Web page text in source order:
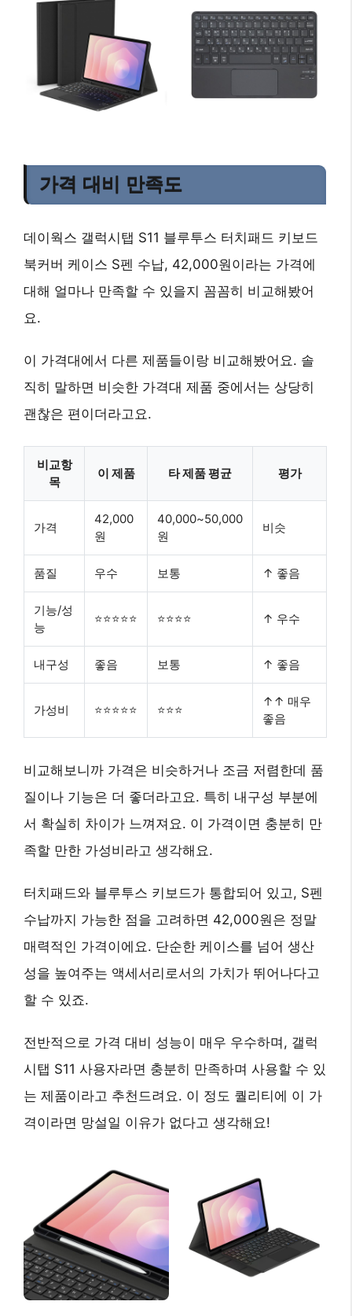
가격 대비 만족도
데이웍스 갤럭시탭 S11 블루투스 터치패드 키보드
북커버 케이스 S펜 수납, 42,000원이라는 가격에
대해 얼마나 만족할 수 있을지 꼼꼼히 비교해봤어
요.
이 가격대에서 다른 제품들이랑 비교해봤어요. 솔
직히 말하면 비슷한 가격대 제품 중에서는 상당히
괜찮은 편이더라고요.
비교항
목
이 제품 타 제품 평균 평가
가격
42,000
원
40,000~50,000
원
비슷
품질 우수 보통 ↑ 좋음
기능/성
능
⭐⭐⭐⭐⭐ ⭐⭐⭐⭐ ↑ 우수
내구성 좋음 보통 ↑ 좋음
가성비 ⭐⭐⭐⭐⭐ ⭐⭐⭐
↑↑ 매우
좋음
비교해보니까 가격은 비슷하거나 조금 저렴한데 품
질이나 기능은 더 좋더라고요. 특히 내구성 부분에
서 확실히 차이가 느껴져요. 이 가격이면 충분히 만
족할 만한 가성비라고 생각해요.
터치패드와 블루투스 키보드가 통합되어 있고, S펜
수납까지 가능한 점을 고려하면 42,000원은 정말
매력적인 가격이에요. 단순한 케이스를 넘어 생산
성을 높여주는 액세서리로서의 가치가 뛰어나다고
할 수 있죠.
전반적으로 가격 대비 성능이 매우 우수하며, 갤럭
시탭 S11 사용자라면 충분히 만족하며 사용할 수 있
는 제품이라고 추천드려요. 이 정도 퀄리티에 이 가
격이라면 망설일 이유가 없다고 생각해요!